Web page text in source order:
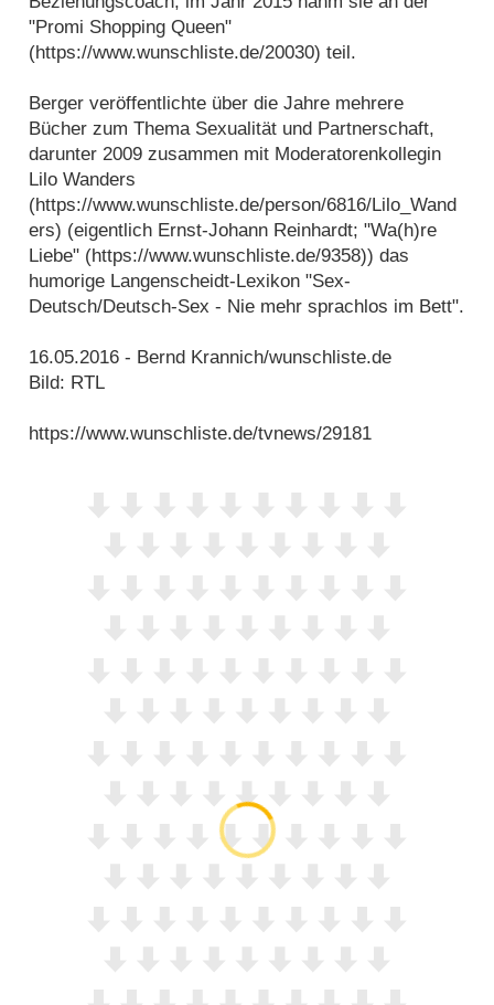
"Promi Shopping Queen"
(https://www.wunschliste.de/20030) teil.
Berger veröffentlichte über die Jahre mehrere
Bücher zum Thema Sexualität und Partnerschaft,
darunter 2009 zusammen mit Moderatorenkollegin
Lilo Wanders
(https://www.wunschliste.de/person/6816/Lilo_Wand
ers) (eigentlich Ernst-Johann Reinhardt; "Wa(h)re
Liebe" (https://www.wunschliste.de/9358)) das
humorige Langenscheidt-Lexikon "Sex-
Deutsch/Deutsch-Sex - Nie mehr sprachlos im Bett".
16.05.2016 - Bernd Krannich/wunschliste.de
Bild: RTL
https://www.wunschliste.de/tvnews/29181